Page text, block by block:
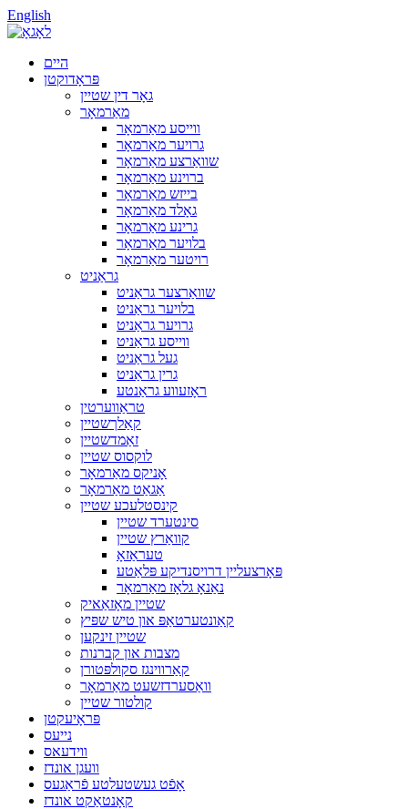
English
היים
פּראָדוקטן
גאָר דין שטיין
מאַרמאָר
ווייסע מאַרמאָר
גרויער מאַרמאָר
שוואַרצע מאַרמאָר
ברוינע מאַרמאָר
בייזש מאַרמאָר
גאָלד מאַרמאָר
גרינע מאַרמאָר
בלויער מאַרמאָר
רויטער מאַרמאָר
גראַניט
שוואַרצער גראַניט
בלויער גראַניט
גרויער גראַניט
ווייסע גראַניט
געל גראַניט
גרין גראַניט
ראָזעווע גראַנטע
טראַווערטין
קאַלךשטיין
זאַמדשטיין
לוקסוס שטיין
אָניקס מאַרמאָר
אַגאַט מאַרמאָר
קינסטלעכע שטיין
סינטערד שטיין
קוואַרץ שטיין
טעראַזאָ
פּאָרצעליין דרויסנדיקע פּלאַטע
נאַנאָ גלאָז מאַרמאָר
שטיין מאָזאַאיק
קאַונטערטאַפּ און טיש שפּיץ
שטיין זינקען
מצבות און קברנות
קאַרווינגז סקולפּטורן
וואַסערדזשעט מאַרמאָר
קולטור שטיין
פּראָיעקטן
נייעס
ווידעאס
וועגן אונדז
אָפֿט געשטעלטע פֿראַגעס
קאָנטאַקט אונדז